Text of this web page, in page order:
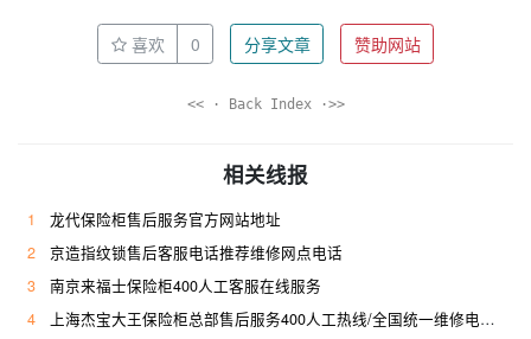
喜欢 0 分享文章 赞助网站
<< · Back Index ·>>
相关线报
1
龙代保险柜售后服务官方网站地址
2
京造指纹锁售后客服电话推荐维修网点电话
3
南京来福士保险柜400人工客服在线服务
4
上海杰宝大王保险柜总部售后服务400人工热线/全国统一维修电话是多少